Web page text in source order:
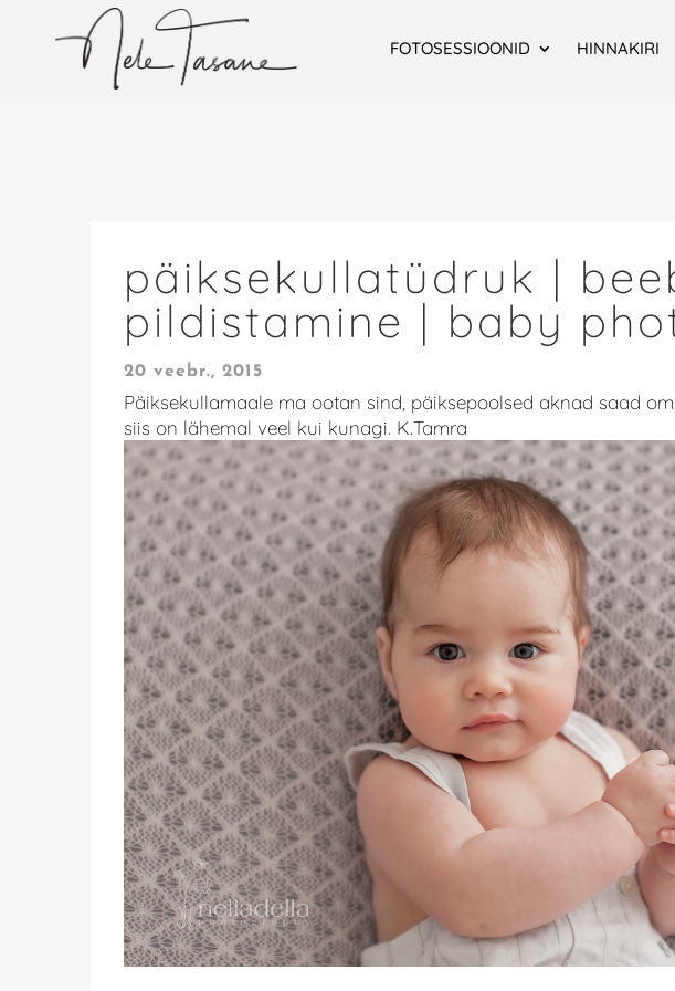
FOTOSESSIOONID HINNAKIRI
päiksekullatüdruk |
pildistamine | baby
20 veebr., 2015
Päiksekullamaale ma ootan sind, päiksepoolsed aknad saad
siis on lähemal veel kui kunagi. K.Tamra